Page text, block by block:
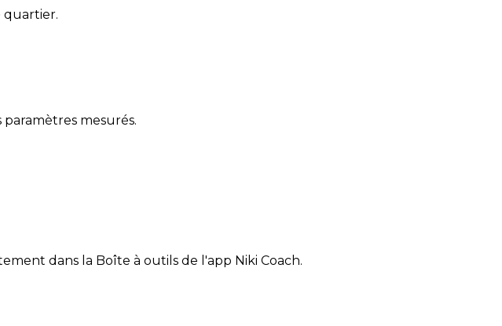
quartier.
mesurés.
dans la Boîte à outils de l'app Niki Coach.